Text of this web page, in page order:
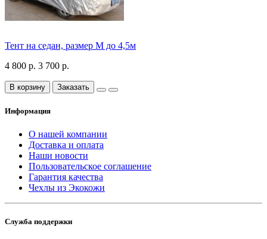
Тент на седан, размер М до 4,5м
4 800 р. 3 700 р.
В корзину Заказать
Информация
О нашей компании
Доставка и оплата
Наши новости
Пользовательское соглашение
Гарантия качества
Чехлы из Экокожи
Служба поддержки